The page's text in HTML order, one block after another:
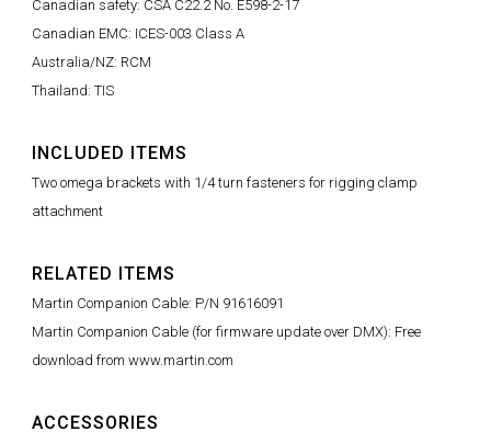
Canadian safety: CSA C22.2 No. E598-2-17
Canadian EMC: ICES-003 Class A
Australia/NZ: RCM
Thailand: TIS
INCLUDED ITEMS
Two omega brackets with 1/4 turn fasteners for rigging clamp
attachment
RELATED ITEMS
Martin Companion Cable: P/N 91616091
Martin Companion Cable (for firmware update over DMX): Free
download from www.martin.com
ACCESSORIES